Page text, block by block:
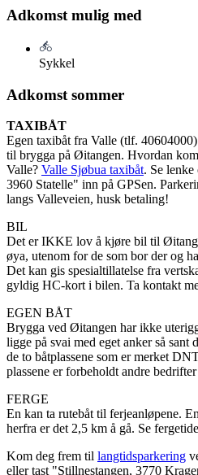
Adkomst mulig med
Sykkel
Adkomst sommer
TAXIBÅT
Egen taxibåt fra Valle (tlf.
til brygga på Øitangen. Hvordan
Valle? Valle Sjøbua taxibåt. Se
3960 Statelle" inn på GPSen.
langs Valleveien, husk betaling!
BIL
Det er IKKE lov å kjøre bil til
øya, utenom for de som bor der og
Det kan gis spesialtillatelse fra
gyldig HC-kort i bilen. Ta kontakt
EGEN BÅT
Brygga ved Øitangen har ikke
ligge på svai med eget anker så sant
de to båtplassene som er merket
plassene er forbeholdt andre
FERGE
En kan ta rutebåt til ferjeanløpene.
herfra er det 2,5 km å gå. Se
Kom deg frem til langtidsparkering
eller tast "Stillnestangen, 3770